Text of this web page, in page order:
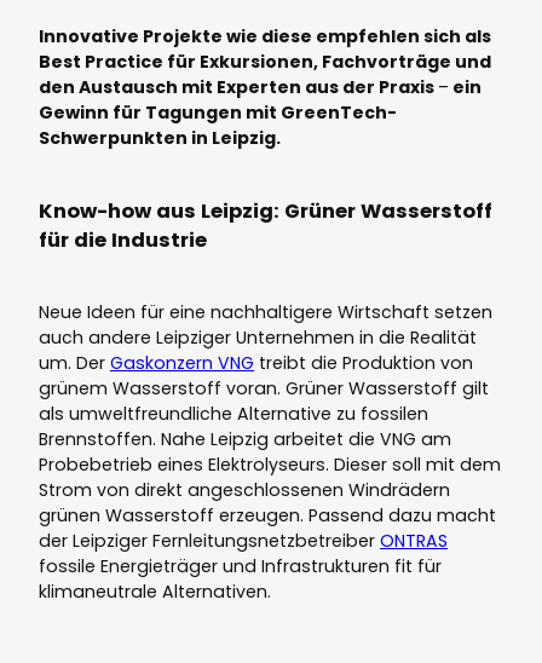
Innovative Projekte wie diese empfehlen sich als
Best Practice für Exkursionen, Fachvorträge und
den Austausch mit Experten aus der Praxis – ein
Gewinn für Tagungen mit GreenTech-
Schwerpunkten in Leipzig.
Know-how aus Leipzig: Grüner Wasserstoff
für die Industrie
Neue Ideen für eine nachhaltigere Wirtschaft setzen
auch andere Leipziger Unternehmen in die Realität
um. Der Gaskonzern VNG treibt die Produktion von
grünem Wasserstoff voran. Grüner Wasserstoff gilt
als umweltfreundliche Alternative zu fossilen
Brennstoffen. Nahe Leipzig arbeitet die VNG am
Probebetrieb eines Elektrolyseurs. Dieser soll mit dem
Strom von direkt angeschlossenen Windrädern
grünen Wasserstoff erzeugen. Passend dazu macht
der Leipziger Fernleitungsnetzbetreiber ONTRAS
fossile Energieträger und Infrastrukturen fit für
klimaneutrale Alternativen.